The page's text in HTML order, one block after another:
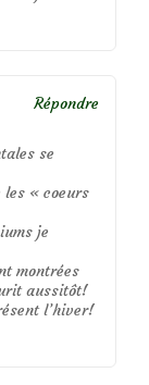
se
les « coeurs
je
montrées
aussitôt!
l’hiver!
Répondre